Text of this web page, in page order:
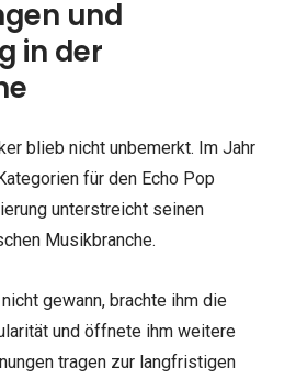
und
in der
blieb nicht unbemerkt. Im Jahr
für den Echo Pop
unterstreicht seinen
Musikbranche.
gewann, brachte ihm die
und öffnete ihm weitere
tragen zur langfristigen